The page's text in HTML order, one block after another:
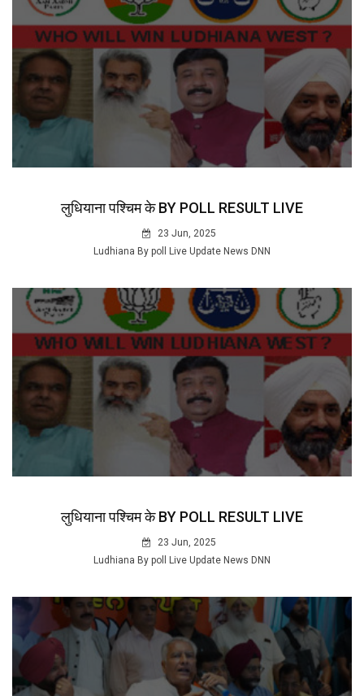
लुधियाना पश्चिम के BY POLL RESULT LIVE
23 Jun, 2025
Ludhiana By poll Live Update News DNN
लुधियाना पश्चिम के BY POLL RESULT LIVE
23 Jun, 2025
Ludhiana By poll Live Update News DNN